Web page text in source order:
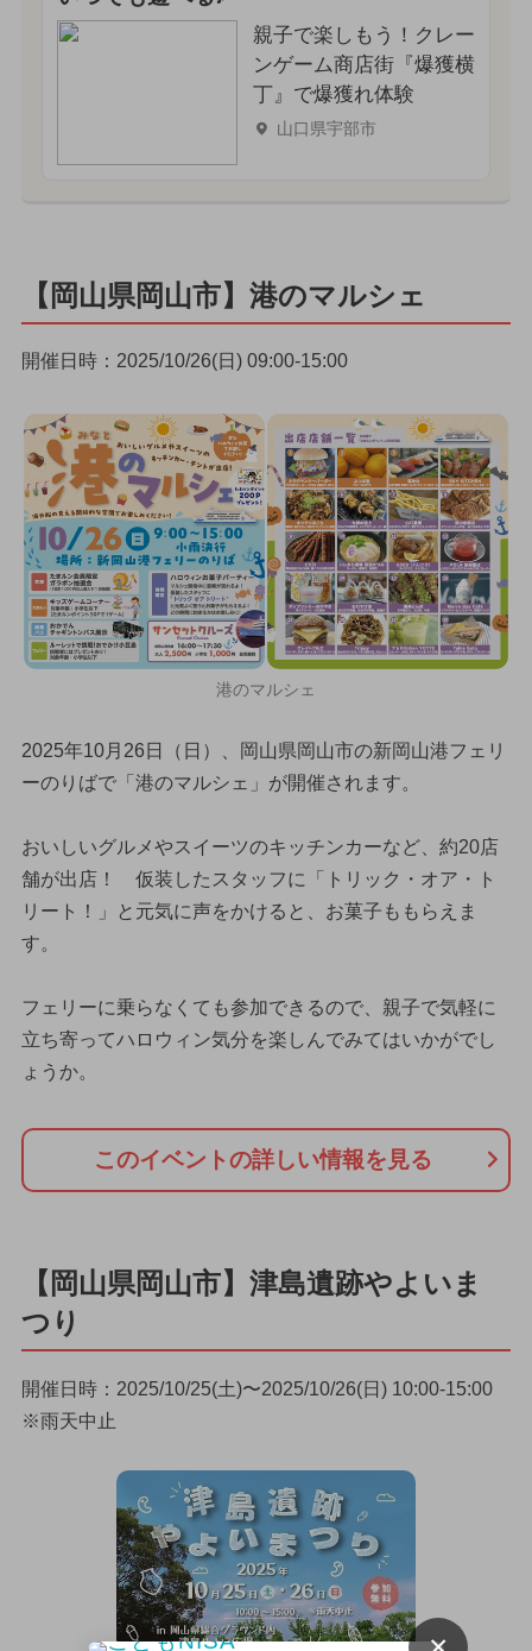
親子で楽しもう！クレー
ンゲーム商店街『爆獲横
丁』で爆獲れ体験
山口県宇部市
【岡山県岡山市】港のマルシェ
開催日時：2025/10/26(日) 09:00-15:00
港のマルシェ
2025年10月26日（日）、岡山県岡山市の新岡山港フェリ
ーのりばで「港のマルシェ」が開催されます。
おいしいグルメやスイーツのキッチンカーなど、約20店
舗が出店！ 仮装したスタッフに「トリック・オア・ト
リート！」と元気に声をかけると、お菓子ももらえま
す。
フェリーに乗らなくても参加できるので、親子で気軽に
立ち寄ってハロウィン気分を楽しんでみてはいかがでし
ょうか。
このイベントの詳しい情報を見る
【岡山県岡山市】津島遺跡やよいま
つり
開催日時：2025/10/25(土)〜2025/10/26(日) 10:00-15:00
※雨天中止